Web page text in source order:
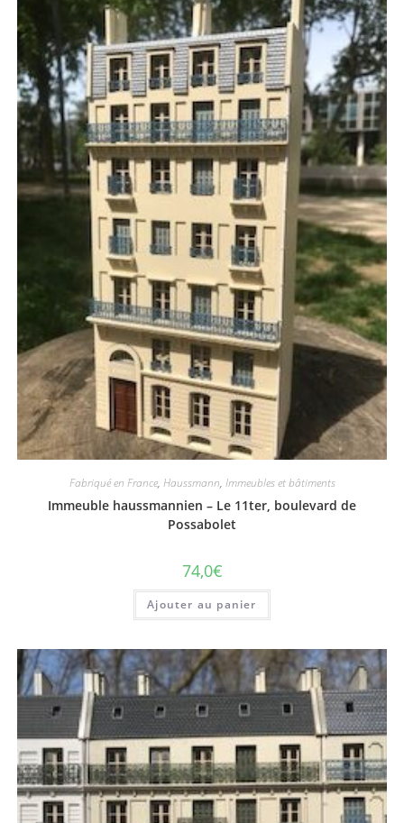
Fabriqué en France, Haussmann, Immeubles et bâtiments
Immeuble haussmannien – Le 11ter, boulevard de
Possabolet
74,0€
Ajouter au panier